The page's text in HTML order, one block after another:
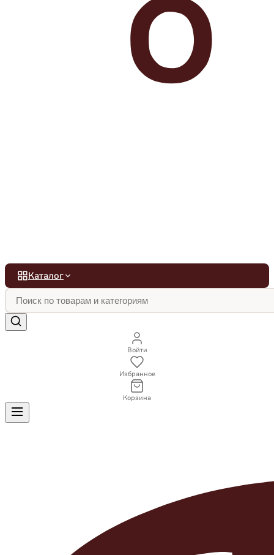
Каталог
Войти
Избранное
Корзина